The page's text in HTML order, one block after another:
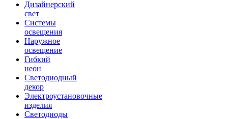
Дизайнерский
свет
Системы
освещения
Наружное
освещение
Гибкий
неон
Светодиодный
декор
Электроустановочные
изделия
Светодиоды